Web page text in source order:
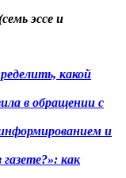
эссе и
какой
в обращении с
и
как